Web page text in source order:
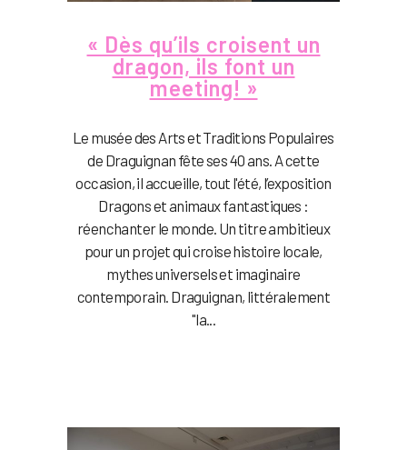
« Dès qu’ils croisent un
dragon, ils font un
meeting! »
Le musée des Arts et Traditions Populaires
de Draguignan fête ses 40 ans. A cette
occasion, il accueille, tout l'été, l’exposition
Dragons et animaux fantastiques :
réenchanter le monde. Un titre ambitieux
pour un projet qui croise histoire locale,
mythes universels et imaginaire
contemporain. Draguignan, littéralement
"la...